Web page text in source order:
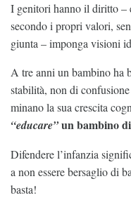
I genitori hanno il diritto –
secondo i propri valori,
giunta – imponga visioni
A tre anni un bambino ha
stabilità, non di
minano la sua crescita
“educare”un bambino
Difendere l’infanzia
a non essere bersaglio di
basta!